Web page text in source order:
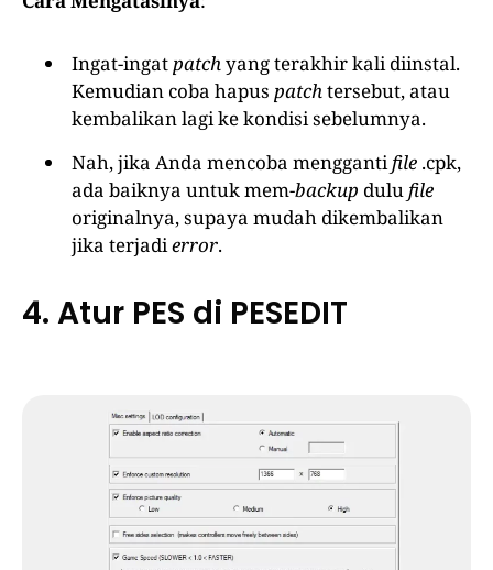
Ingat-ingat patchyang terakhir kali diinstal.
Kemudian coba hapus patchtersebut, atau
kembalikan lagi ke kondisi sebelumnya.
Nah, jika Anda mencoba menggantifile.cpk,
ada baiknya untuk mem-backup dulufile
originalnya, supaya mudah dikembalikan
jika terjadierror.
4. Atur PES di PESEDIT